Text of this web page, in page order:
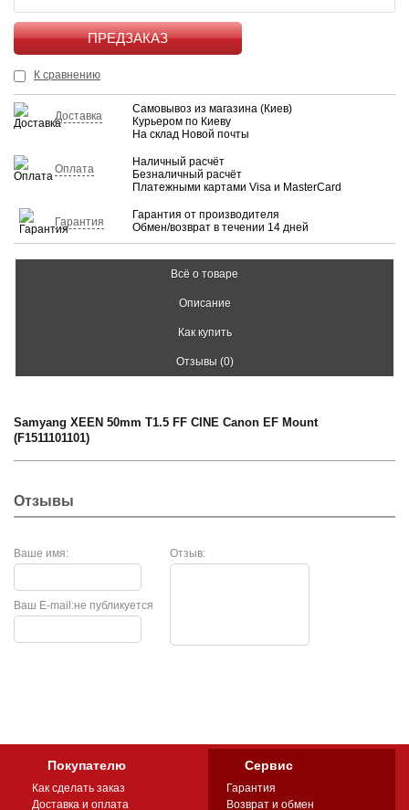
К сравнению
Доставка
Самовывоз из магазина (Киев)
Курьером по Киеву
На склад Новой почты
Оплата
Наличный расчёт
Безналичный расчёт
Платежными картами Visa и MasterCard
Гарантия
Гарантия от производителя
Обмен/возврат в течении 14 дней
Всё о товаре
Описание
Как купить
Отзывы (0)
Samyang XEEN 50mm T1.5 FF CINE Canon EF Mount
(F1511101101)
Отзывы
Ваше имя: Отзыв:
не публикуется
Ваш E-mail:
Покупателю
Как сделать заказ
Доставка и оплата
Сервис
Гарантия
Возврат и обмен